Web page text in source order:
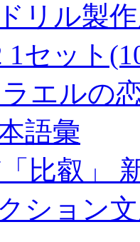
リル製
1セット
エルの
語彙
比叡」
ション